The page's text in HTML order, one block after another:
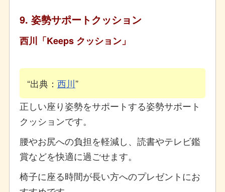
9. 姿勢サポートクッション
西川「Keeps クッション」
出典： 西川
正しい座り姿勢をサポートする姿勢サポート
クッションです。
腰やお尻への負担を軽減し、読書やテレビ鑑
賞などを快適に過ごせます。
椅子に座る時間が長い方へのプレゼントにお